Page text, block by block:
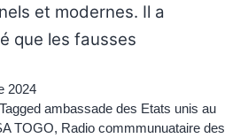
et modernes. Il a
que les fausses
2024
Tagged ambassade des Etats unis au
TOGO, Radio commmunuataire des